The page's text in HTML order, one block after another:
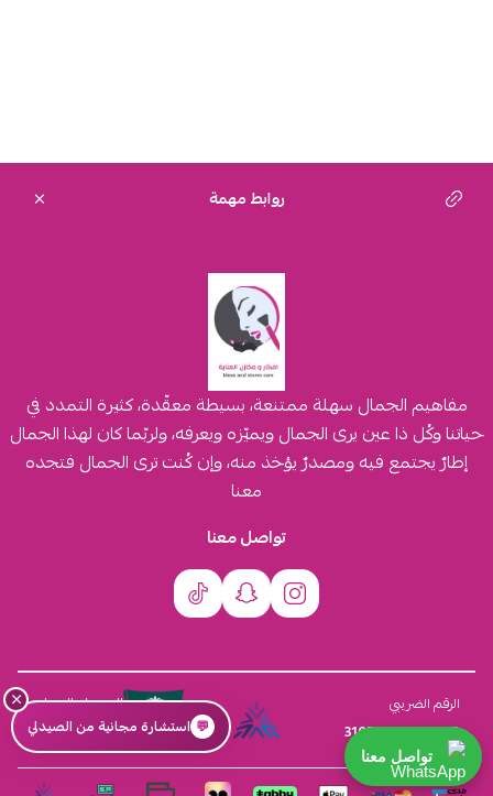
روابط مهمة
مفاهيم الجمال سهلة ممتنعة، بسيطة معقّدة، كثيرة التمدد في
حياتنا وكُل ذا عين يرى الجمال ويميّزه ويعرفه، ولربّما كان لهذا الجمال
إطارٌ يجتمع فيه ومصدرٌ يؤخذ منه، وإن كُنت ترى الجمال فتجده
معنا
تواصل معنا
الرقم الضريبي
310555259800003
السجل التجاري
4030431116
×
💬 استشارة مجانية من الصيدلي
تواصل معنا